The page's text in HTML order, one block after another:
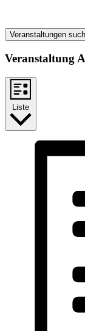
Veranstaltungen
Veranstaltung
Liste